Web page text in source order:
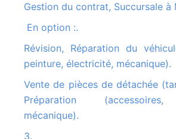
Gestion du contrat, Succursale à
En option :.
Révision, Réparation du véhicule (carrosserie,
peinture, électricité, mécanique).
Vente de pièces de détachée (tarif direct USA),
Préparation (accessoires,
mécanique).
3.